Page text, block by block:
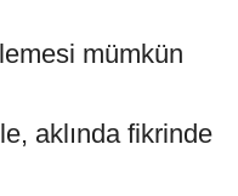
mümkün
aklında fikrinde